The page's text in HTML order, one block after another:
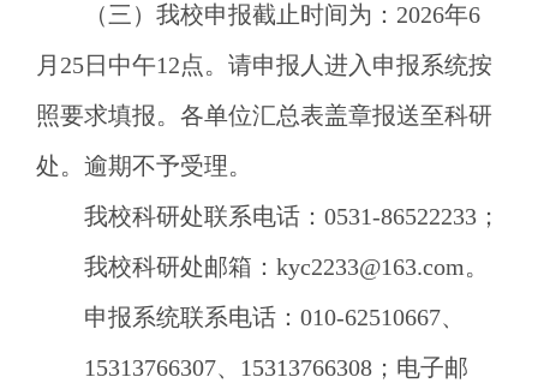
（三）我校申报截止时间为： 2026年6
月25日中午12点。请申报人进入申报系统按
照要求填报。各单位汇总表盖章报送至科研
处。逾期不予受理。
我校科研处联系电话：0531-86522233；
我校科研处邮箱：kyc2233@163.com。
申报系统联系电话：010-62510667、
15313766307、15313766308；电子邮